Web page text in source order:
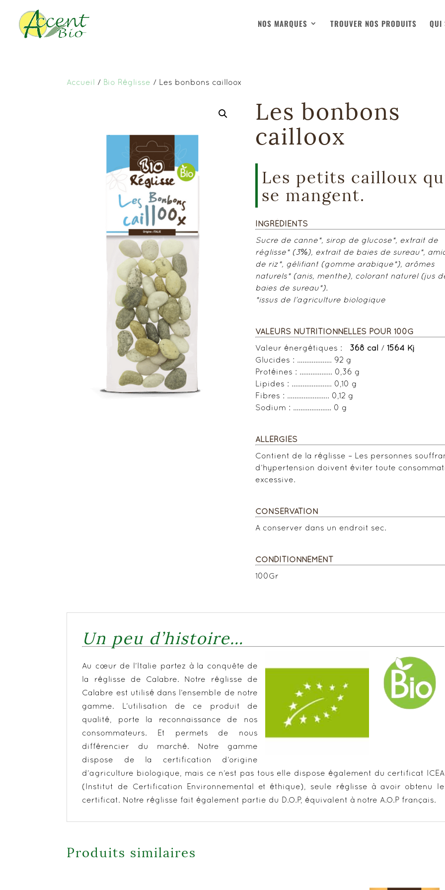
NOS MARQUES TROUVER NOS PRODUITS QUI
Accueil / Bio Réglisse / Les bonbons cailloox
Les bonbons
cailloox
Les petits cailloux
se mangent.
INGRÉDIENTS
Sucre de canne*, sirop de glucose*, extrait de
réglisse* (3%), extrait de baies de sureau*,
de riz*, gélifiant (gomme arabique*), arômes
naturels* (anis, menthe), colorant naturel (jus
baies de sureau*).
*issus de l’agriculture biologique
VALEURS NUTRITIONNELLES POUR 100G
Valeur énergétiques : 368 cal /1564 Kj
Glucides : ………………. 92 g
Protéines : ……………… 0,36 g
Lipides : …………………. 0,10 g
Fibres : ………………….. 0,12 g
Sodium : ………………… 0 g
ALLERGIES
Contient de la réglisse – Les personnes
d’hypertension doivent éviter toute
excessive.
CONSERVATION
A conserver dans un endroit sec.
CONDITIONNEMENT
100Gr
Un peu d’histoire…
Au cœur de l’Italie partez à la conquête de
la réglisse de Calabre. Notre réglisse de
Calabre est utilisé dans l’ensemble de notre
gamme. L’utilisation de ce produit de
qualité, porte la reconnaissance de nos
consommateurs. Et permets de nous
différencier du marché. Notre gamme
dispose de la certification d’origine
d’agriculture biologique, mais ce n’est pas tous elle dispose également du certificat ICEA
(Institut de Certification Environnemental et éthique), seule réglisse à avoir obtenu le
certificat. Notre réglisse fait également partie du D.O.P, équivalent à notre A.O.P français.
Produits similaires